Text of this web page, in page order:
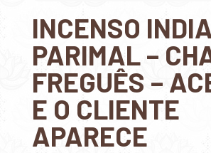
INCENSO
PARIMAL –
FREGUÊS –
E O CLIENTE
APARECE